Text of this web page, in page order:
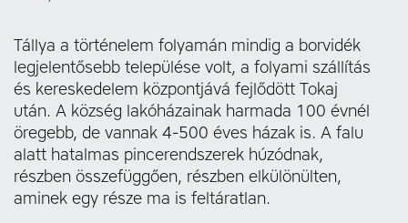
Tállya a történelem folyamán mindig a borvidék
legjelentősebb települése volt, a folyami szállítás
és kereskedelem központjává fejlődött Tokaj
után. A község lakóházainak harmada 100 évnél
öregebb, de vannak 4-500 éves házak is. A falu
alatt hatalmas pincerendszerek húzódnak,
részben összefüggően, részben elkülönülten,
aminek egy része ma is feltáratlan.